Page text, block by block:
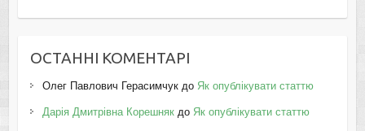
ОСТАННІ КОМЕНТАРІ
Олег Павлович Герасимчукдо Як опублікувати статтю
Дарія Дмитрівна Корешнякдо Як опублікувати статтю